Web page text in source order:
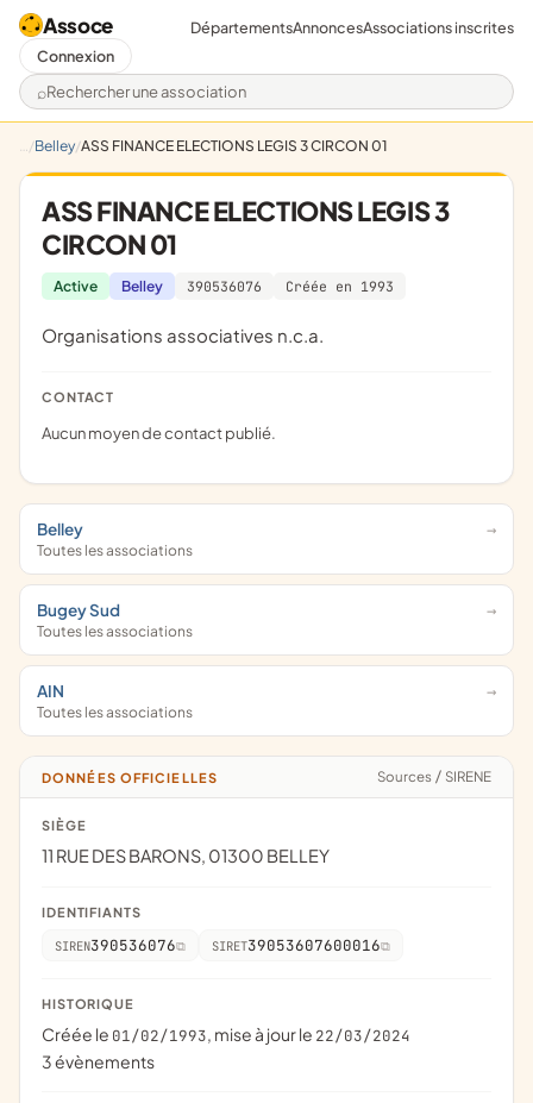
Assoce
Rechercher une association
DépartementsAnnoncesAssociations inscrites
Connexion
Belley ASS FINANCE ELECTIONS LEGIS 3 CIRCON 01
ASS FINANCE ELECTIONS LEGIS 3
CIRCON 01
Active Belley 390536076 Créée en 1993
Organisations associatives n.c.a.
CONTACT
Aucun moyen de contact publié.
Belley
Toutes les associations
Bugey Sud
Toutes les associations
AIN
Toutes les associations
DONNÉES OFFICIELLES Sources / SIRENE
SIÈGE
11 RUE DES BARONS, 01300 BELLEY
IDENTIFIANTS
SIREN390536076 SIRET39053607600016
HISTORIQUE
Créée le 01/02/1993, mise à jour le 22/03/2024
3 évènements